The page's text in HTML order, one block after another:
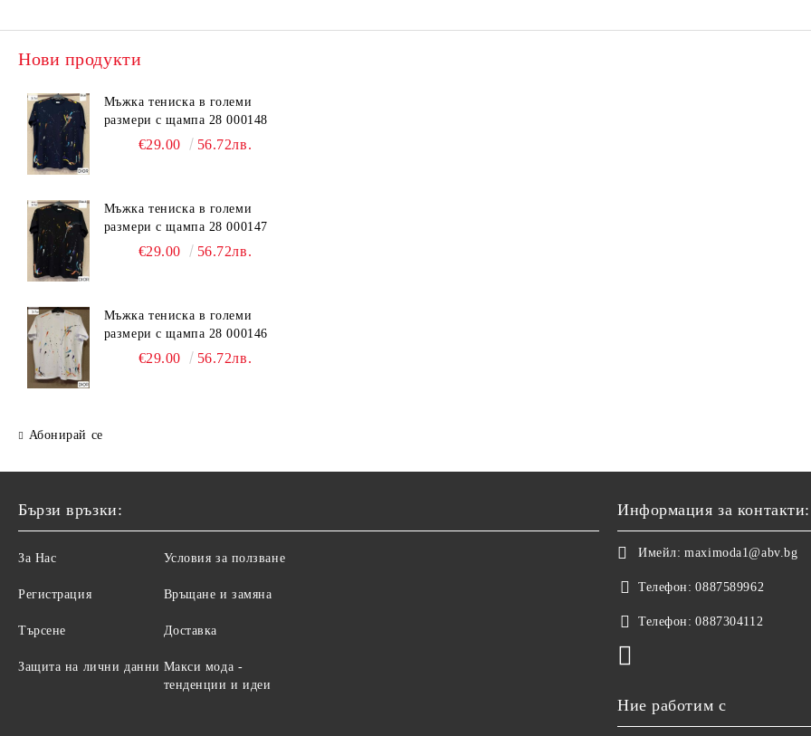
Нови продукти
Мъжка тениска в големи
размери с щампа 28 000148
€29.00 56.72лв.
Мъжка тениска в големи
размери с щампа 28 000147
€29.00 56.72лв.
Мъжка тениска в големи
размери с щампа 28 000146
€29.00 56.72лв.
Абонирай се
Бързи връзки:
За Нас
Регистрация
Търсене
Защита на лични данни
Условия за ползване
Връщане и замяна
Доставка
Макси мода -
тенденции и идеи
Информация за контакти:
Имейл: maximoda1@abv.bg
Телефон: 0887589962
Телефон: 0887304112
Ние работим с